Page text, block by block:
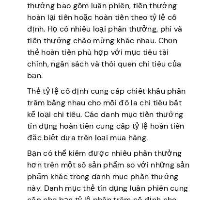
thưởng bao gồm luân phiên, tiền thưởng
hoàn lại tiền hoặc hoàn tiền theo tỷ lệ cố
định. Họ có nhiều loại phần thưởng, phí và
tiền thưởng chào mừng khác nhau. Chọn
thẻ hoàn tiền phù hợp với mục tiêu tài
chính, ngân sách và thói quen chi tiêu của
bạn.
Thẻ tỷ lệ cố định cung cấp chiết khấu phần
trăm bằng nhau cho mỗi đô la chi tiêu bất
kể loại chi tiêu. Các danh mục tiền thưởng
tín dụng hoàn tiền cung cấp tỷ lệ hoàn tiền
đặc biệt dựa trên loại mua hàng.
Bạn có thể kiếm được nhiều phần thưởng
hơn trên một số sản phẩm so với những sản
phẩm khác trong danh mục phần thưởng
này. Danh mục thẻ tín dụng luân phiên cung